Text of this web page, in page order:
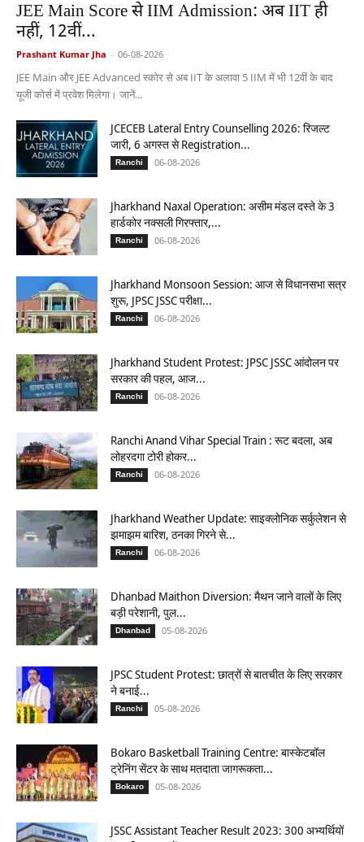
JEE Main Score से IIM Admission: अब IIT ही
नहीं, 12वीं...
Prashant Kumar Jha - 06-08-2026
JEE Main और JEE Advanced स्कोर से अब IIT के अलावा 5 IIM में भी 12वीं के बाद
यूजी कोर्स में प्रवेश मिलेगा। जानें...
JCECEB Lateral Entry Counselling 2026: रिजल्ट
जारी, 6 अगस्त से Registration...
Ranchi 06-08-2026
Jharkhand Naxal Operation: असीम मंडल दस्ते के 3
हार्डकोर नक्सली गिरफ्तार,...
Ranchi 06-08-2026
Jharkhand Monsoon Session: आज से विधानसभा सत्र
शुरू, JPSC JSSC परीक्षा...
Ranchi 06-08-2026
Jharkhand Student Protest: JPSC JSSC आंदोलन पर
सरकार की पहल, आज...
Ranchi 06-08-2026
Ranchi Anand Vihar Special Train : रूट बदला, अब
लोहरदगा टोरी होकर...
Ranchi 06-08-2026
Jharkhand Weather Update: साइक्लोनिक सर्कुलेशन से
झमाझम बारिश, ठनका गिरने से...
Ranchi 06-08-2026
Dhanbad Maithon Diversion: मैथन जाने वालों के लिए
बड़ी परेशानी, पुल...
Dhanbad 05-08-2026
JPSC Student Protest: छात्रों से बातचीत के लिए सरकार
ने बनाई...
Ranchi 05-08-2026
Bokaro Basketball Training Centre: बास्केटबॉल
ट्रेनिंग सेंटर के साथ मतदाता जागरूकता...
Bokaro 05-08-2026
JSSC Assistant Teacher Result 2023: 300 अभ्यर्थियों